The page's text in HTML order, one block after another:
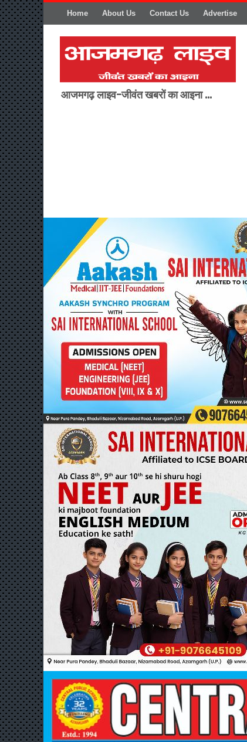
Home About Us Contact Us Advertise
आजमगढ़ लाइव-जीवंत खबरों का आइना ...